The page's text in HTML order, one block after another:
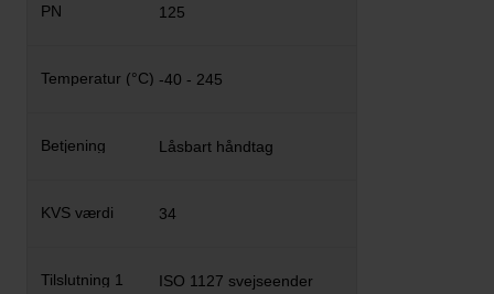
125
-40 - 245
Låsbart håndtag
34
ISO 1127 svejseender